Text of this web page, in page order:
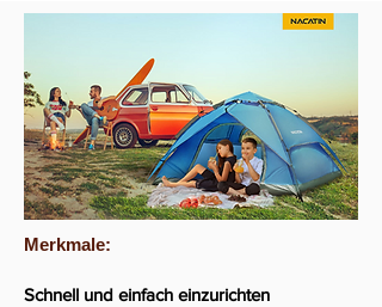
Merkmale:
Schnell und einfach einzurichten